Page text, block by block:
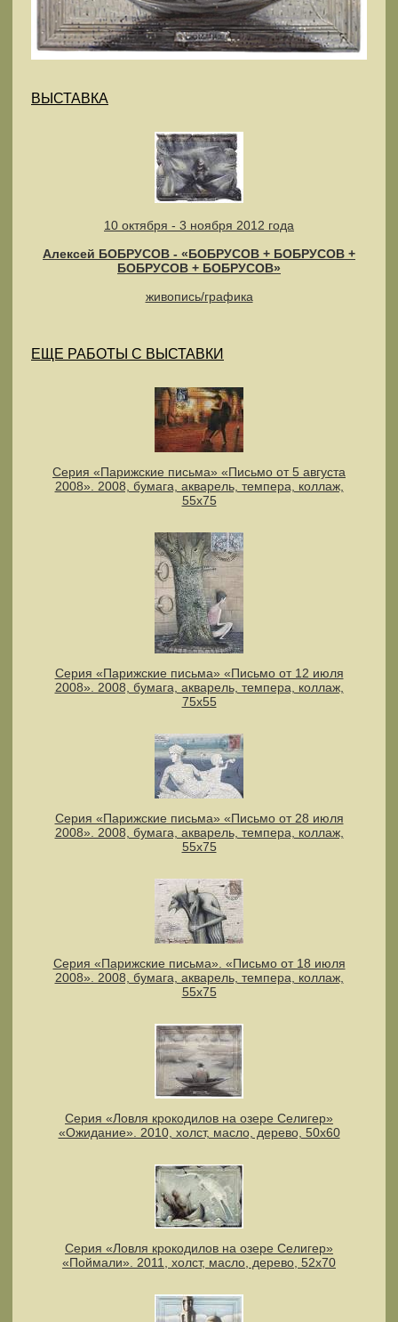
ВЫСТАВКА
10 октября - 3 ноября 2012 года
Алексей БОБРУСОВ - «БОБРУСОВ + БОБРУСОВ +
БОБРУСОВ + БОБРУСОВ»
живопись/графика
ЕЩЕ РАБОТЫ С ВЫСТАВКИ
Серия «Парижские письма» «Письмо от 5 августа
2008». 2008, бумага, акварель, темпера, коллаж,
55х75
Серия «Парижские письма» «Письмо от 12 июля
2008». 2008, бумага, акварель, темпера, коллаж,
75х55
Серия «Парижские письма» «Письмо от 28 июля
2008». 2008, бумага, акварель, темпера, коллаж,
55х75
Серия «Парижские письма». «Письмо от 18 июля
2008». 2008, бумага, акварель, темпера, коллаж,
55х75
Серия «Ловля крокодилов на озере Селигер»
«Ожидание». 2010, холст, масло, дерево, 50х60
Серия «Ловля крокодилов на озере Селигер»
«Поймали». 2011, холст, масло, дерево, 52х70